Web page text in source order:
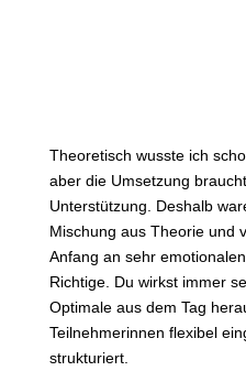
Theoretisch wusste ich
aber die Umsetzung
Unterstützung. Deshalb
Mischung aus Theorie und
Anfang an sehr
Richtige. Du wirkst immer
Optimale aus dem Tag
Teilnehmerinnen flexibel
strukturiert.